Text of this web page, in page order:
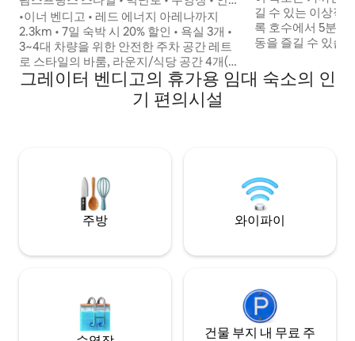
한 주차장
•이너 벤디고 • 레드 에너지 아레나까지
2.3km • 7일 숙박 시 20% 할인 • 욕실 3개 •
3~4대 차량을 위한 안전한 주차 공간 레트
로 스타일의 바룸, 라운지/식당 공간 4개(수
영장이 내려다보이는 공간 2개), 욕실 3개가
있는 베서 블록 캘리포니아 스타일의 대형
주택. 라운지 룸에는 대형 소파와 75인치 대
글 침대 4개), 고급스러운 욕조가 있는 욕실.
길 수 있는 이상적인
록 호수에서 5분
동을 즐길 수 있습니다. 히스코트
싱 애호가에게 좋은 장
액스데일 골프 클
습니다.
그레이터 벤디고의 휴가용 임대 숙소의 인
기 편의시설
주방 와이파이
건물 부지 내 무료 주